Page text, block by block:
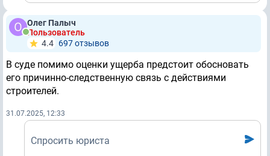
Олег Палыч
Пользователь
4.4 697 отзывов
В суде помимо оценки ущерба предстоит обосновать
его причинно-следственную связь с действиями
строителей.
31.07.2025, 12:33
Спросить юриста